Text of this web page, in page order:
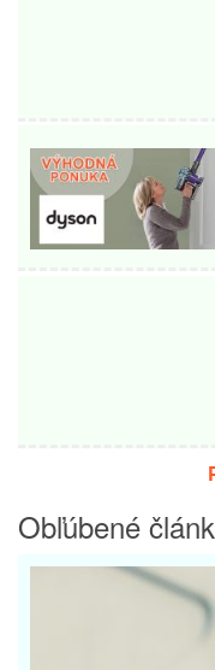
Obľúbené